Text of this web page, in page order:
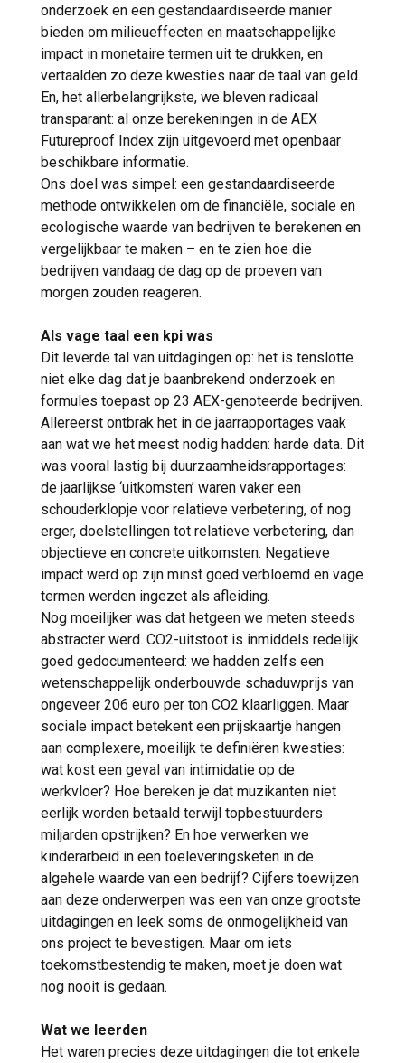
onderzoek en een gestandaardiseerde manier
bieden om milieueffecten en maatschappelijke
impact in monetaire termen uit te drukken, en
vertaalden zo deze kwesties naar de taal van geld.
En, het allerbelangrijkste, we bleven radicaal
transparant: al onze berekeningen in de AEX
Futureproof Index zijn uitgevoerd met openbaar
beschikbare informatie.
Ons doel was simpel: een gestandaardiseerde
methode ontwikkelen om de financiële, sociale en
ecologische waarde van bedrijven te berekenen en
vergelijkbaar te maken – en te zien hoe die
bedrijven vandaag de dag op de proeven van
morgen zouden reageren.
Als vage taal een kpi was
Dit leverde tal van uitdagingen op: het is tenslotte
niet elke dag dat je baanbrekend onderzoek en
formules toepast op 23 AEX-genoteerde bedrijven.
Allereerst ontbrak het in de jaarrapportages vaak
aan wat we het meest nodig hadden: harde data. Dit
was vooral lastig bij duurzaamheidsrapportages:
de jaarlijkse ‘uitkomsten’ waren vaker een
schouderklopje voor relatieve verbetering, of nog
erger, doelstellingen tot relatieve verbetering, dan
objectieve en concrete uitkomsten. Negatieve
impact werd op zijn minst goed verbloemd en vage
termen werden ingezet als afleiding.
Nog moeilijker was dat hetgeen we meten steeds
abstracter werd. CO2-uitstoot is inmiddels redelijk
goed gedocumenteerd: we hadden zelfs een
wetenschappelijk onderbouwde schaduwprijs van
ongeveer 206 euro per ton CO2 klaarliggen. Maar
sociale impact betekent een prijskaartje hangen
aan complexere, moeilijk te definiëren kwesties:
wat kost een geval van intimidatie op de
werkvloer? Hoe bereken je dat muzikanten niet
eerlijk worden betaald terwijl topbestuurders
miljarden opstrijken? En hoe verwerken we
kinderarbeid in een toeleveringsketen in de
algehele waarde van een bedrijf? Cijfers toewijzen
aan deze onderwerpen was een van onze grootste
uitdagingen en leek soms de onmogelijkheid van
ons project te bevestigen. Maar om iets
toekomstbestendig te maken, moet je doen wat
nog nooit is gedaan.
Wat we leerden
Het waren precies deze uitdagingen die tot enkele